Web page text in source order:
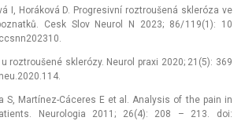
I, Horáková D. Progresivní roztroušená skleróza ve
Cesk Slov Neurol N 2023; 86/ 119(1): 10
roztroušené sklerózy. Neurol praxi 2020; 21(5): 369
S, Martínez-Cáceres E et al. Analysis of the pain in
Neurologia 2011; 26(4): 208 –⁠ 213. doi: